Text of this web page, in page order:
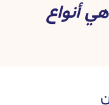
أنواع